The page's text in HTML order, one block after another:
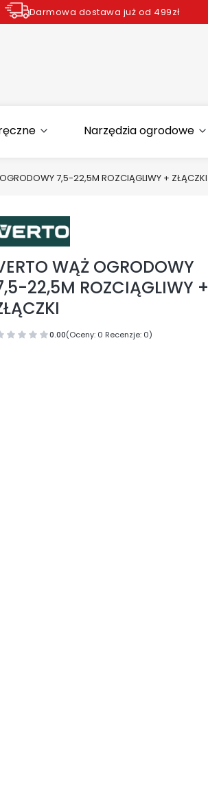
Darmowa dostawa już od 499zł
Narzędzia ogrodowe
7,5-22,5M ROZCIĄGLIWY + ZŁĄCZKI
WĄŻ OGRODOWY
22,5M ROZCIĄGLIWY +
0.00(Oceny: 0 Recenzje: 0)